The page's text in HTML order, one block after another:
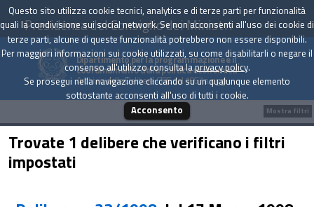
Presidenza del Consiglio dei Ministri
Dipartimento per la programmazione e il
coordinamento della politica economica
Archivio delle Delibere CIPE dal 1967 a oggi
Trovate 1 delibere che verificano i filtri
impostati
Mostra filtri
Questo sito utilizza cookie tecnici, analytics e di terze parti per funzionalità
quali la condivisione sui social network. Se non acconsenti all'uso dei cookie di
terze parti, alcune di queste funzionalità potrebbero non essere disponibili.
Per maggiori informazioni sui cookie utilizzati, su come disabilitarli o negare il
consenso all'utilizzo consulta laprivacy policy.
Se prosegui nella navigazione cliccando su un qualunque elemento
sottostante acconsenti all'uso di tutti i cookie.
Acconsento